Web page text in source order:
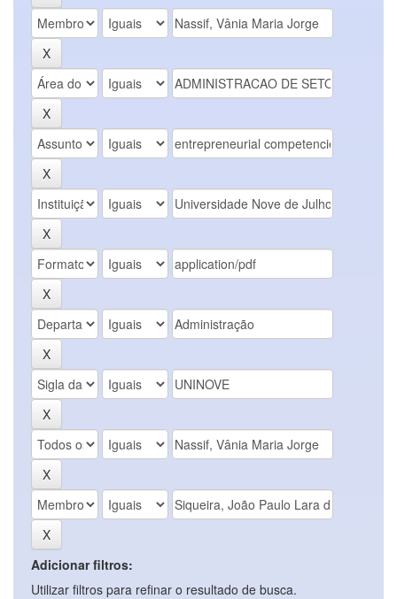
Adicionar filtros:
Utilizar filtros para refinar o resultado de busca.